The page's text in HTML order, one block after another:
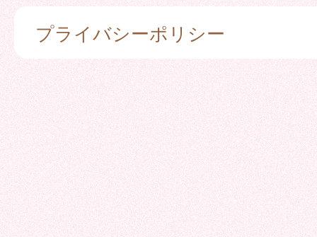
プライバシーポリシー